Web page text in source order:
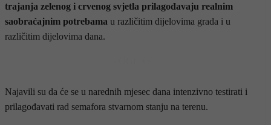
trajanja zelenog i crvenog svjetla prilagođavaju realnim
saobraćajnim potrebama u različitim dijelovima grada i u
različitim dijelovima dana.
Najavili su da će se u narednih mjesec dana intenzivno testirati i
prilagođavati rad semafora stvarnom stanju na terenu.